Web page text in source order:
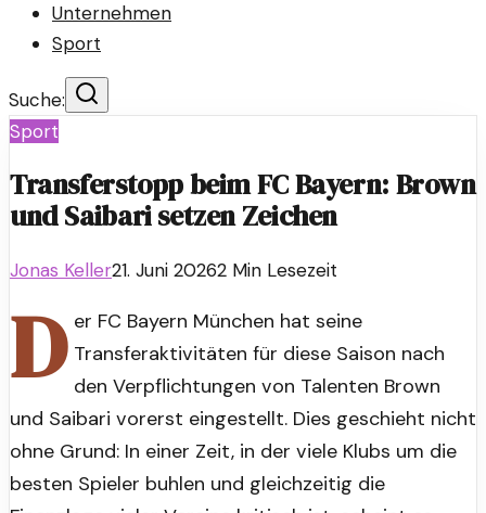
Unternehmen
Sport
Suche:
Sport
Transferstopp beim FC Bayern: Brown
und Saibari setzen Zeichen
Jonas Keller21. Juni 20262 Min Lesezeit
D er FC Bayern München hat seine
Transferaktivitäten für diese Saison nach
den Verpflichtungen von Talenten Brown
und Saibari vorerst eingestellt. Dies geschieht nicht
ohne Grund: In einer Zeit, in der viele Klubs um die
besten Spieler buhlen und gleichzeitig die